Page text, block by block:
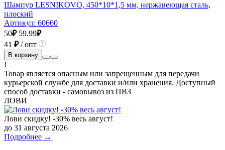
Шампур LESNIKOVO, 450*10*1,5 мм, нержавеющая сталь,
плоский
Артикул: 60660
50₽ 59.99₽
41 ₽/ опт
В корзину
!
Товар является опасным или запрещенным для передачи
курьерской службе для доставки и/или хранения. Доступный
способ доставки - самовывоз из ПВЗ
ЛОВИ
Лови скидку! -30% весь август!
до 31 августа 2026
Подробнее →